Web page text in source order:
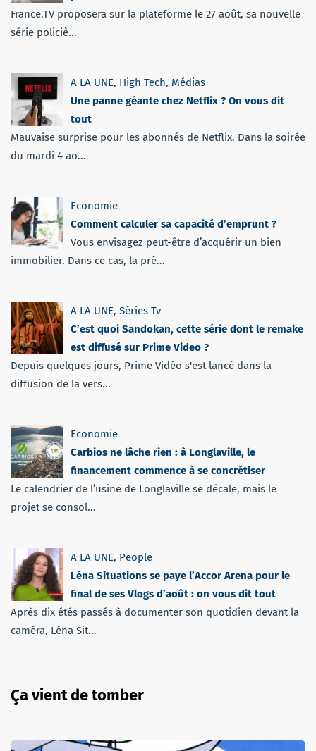
France.TV proposera sur la plateforme le 27 août, sa nouvelle
série policiè...
A LA UNE, High Tech, Médias
Une panne géante chez Netflix ? On vous dit
tout
Mauvaise surprise pour les abonnés de Netflix. Dans la soirée
du mardi 4 ao...
Economie
Comment calculer sa capacité d’emprunt ?
Vous envisagez peut-être d’acquérir un bien
immobilier. Dans ce cas, la pré...
A LA UNE, Séries Tv
C’est quoi Sandokan, cette série dont le remake
est diffusé sur Prime Video ?
Depuis quelques jours, Prime Vidéo s'est lancé dans la
diffusion de la vers...
Economie
Carbios ne lâche rien : à Longlaville, le
financement commence à se concrétiser
Le calendrier de l’usine de Longlaville se décale, mais le
projet se consol...
A LA UNE, People
Léna Situations se paye l’Accor Arena pour le
final de ses Vlogs d’août : on vous dit tout
Après dix étés passés à documenter son quotidien devant la
caméra, Léna Sit...
Ça vient de tomber